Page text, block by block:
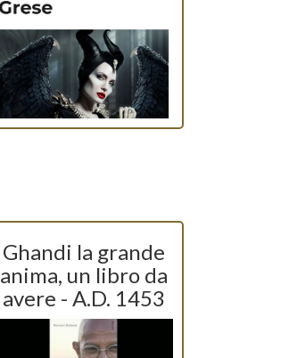
Ghandi la grande
anima, un libro da
avere - A.D. 1453